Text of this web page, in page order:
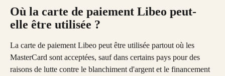
Où la carte de paiement Libeo peut-
elle être utilisée ?
La carte de paiement Libeo peut être utilisée partout où les
MasterCard sont acceptées, sauf dans certains pays pour des
raisons de lutte contre le blanchiment d'argent et le financement